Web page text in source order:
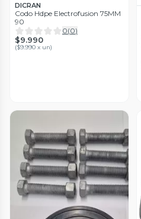
DICRAN
Codo Hdpe Electrofusion 75MM
90
0(0)
$9.990
($9.990 x un)